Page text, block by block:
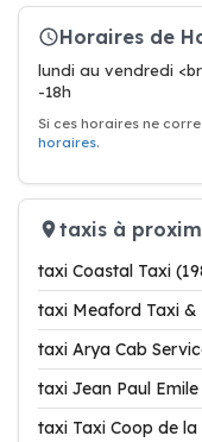
Horaires de
lundi au vendredi
-18h
Si ces horaires ne
horaires.
taxis à
taxi Coastal Taxi
taxi Meaford Taxi &
taxi Arya Cab
taxi Jean Paul
taxi Taxi Coop de la